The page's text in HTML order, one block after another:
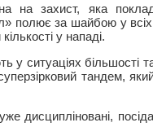
на захист, яка
полює за шайбою у всіх
у нападі.
у ситуаціях
тандем,
дисципліновані,